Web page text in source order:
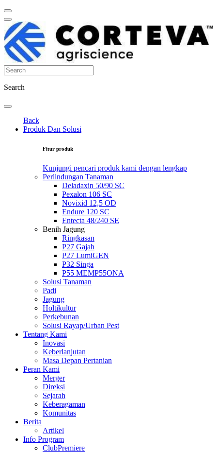
Search
Back
Produk Dan Solusi
Fitur produk
Kunjungi pencari produk kami dengan lengkap
Perlindungan Tanaman
Deladaxin 50/90 SC
Pexalon 106 SC
Novixid 12,5 OD
Endure 120 SC
Entecta 48/240 SE
Benih Jagung
Ringkasan
P27 Gajah
P27 LumiGEN
P32 Singa
P55 MEMP55ONA
Solusi Tanaman
Padi
Jagung
Holtikultur
Perkebunan
Solusi Rayap/Urban Pest
Tentang Kami
Inovasi
Keberlanjutan
Masa Depan Pertanian
Peran Kami
Merger
Direksi
Sejarah
Keberagaman
Komunitas
Berita
Artikel
Info Program
ClubPremiere